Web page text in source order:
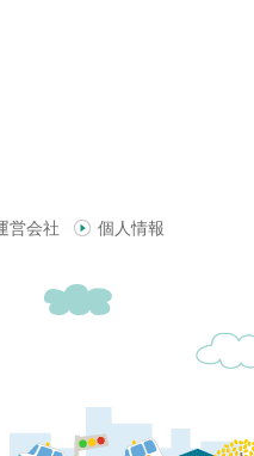
営会社 個人情報